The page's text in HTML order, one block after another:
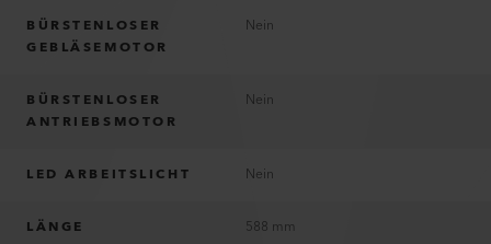
BÜRSTENLOSER
GEBLÄSEMOTOR
Nein
BÜRSTENLOSER
ANTRIEBSMOTOR
Nein
LED ARBEITSLICHT Nein
LÄNGE 588 mm